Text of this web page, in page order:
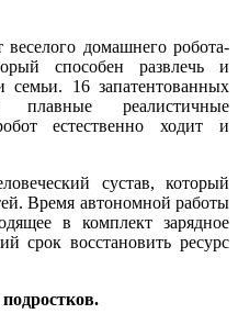
домашнего робота-
способен развлечь и
семьи. 16 запатентованных
плавные реалистичные
естественно ходит и
сустав, который
Время автономной работы
в комплект зарядное
срок восстановить ресурс